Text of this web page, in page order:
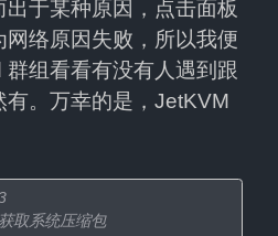
于某种原因，点击面板
网络原因失败，所以我便
组看看有没有人遇到跟
。万幸的是，JetKVM
取系统压缩包